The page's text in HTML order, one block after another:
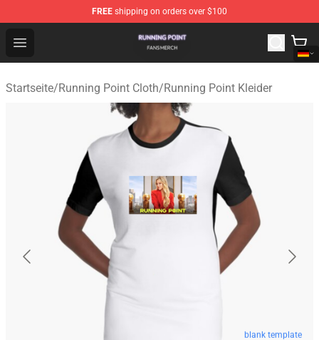
FREE shipping on orders over $100
Open menu
Running Point Shop - Official Running Point
Startseite/Running Point Cloth/Running Point Kleider
blank template